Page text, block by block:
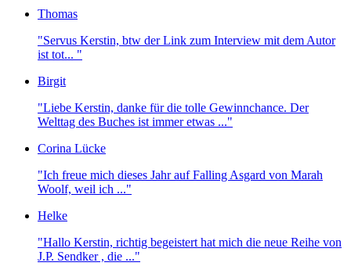
Thomas
"Servus Kerstin, btw der Link zum Interview mit dem Autor
ist tot... "
Birgit
"Liebe Kerstin, danke für die tolle Gewinnchance. Der
Welttag des Buches ist immer etwas ..."
Corina Lücke
"Ich freue mich dieses Jahr auf Falling Asgard von Marah
Woolf, weil ich ..."
Helke
"Hallo Kerstin, richtig begeistert hat mich die neue Reihe von
J.P. Sendker , die ..."